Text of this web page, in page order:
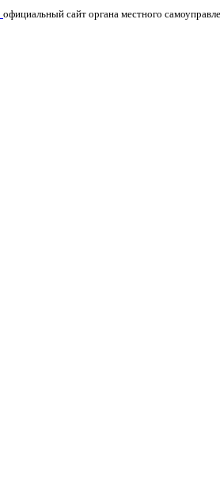
официальный сайт органа местного